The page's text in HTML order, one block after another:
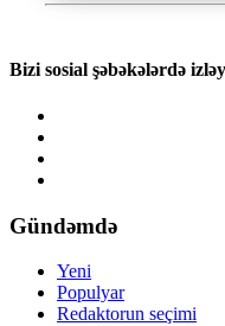
Bizi sosial şəbəkələrdə
Gündəmdə
Yeni
Populyar
Redaktorun seçimi